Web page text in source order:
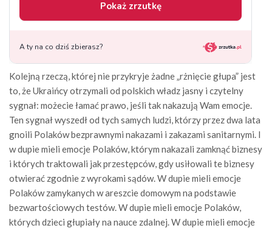
Kolejną rzeczą, której nie przykryje żadne „rżnięcie głupa” jest
to, że Ukraińcy otrzymali od polskich władz jasny i czytelny
sygnał: możecie łamać prawo, jeśli tak nakazują Wam emocje.
Ten sygnał wyszedł od tych samych ludzi, którzy przez dwa lata
gnoili Polaków bezprawnymi nakazami i zakazami sanitarnymi. I
w dupie mieli emocje Polaków, którym nakazali zamknąć biznesy
i których traktowali jak przestępców, gdy usiłowali te biznesy
otwierać zgodnie z wyrokami sądów. W dupie mieli emocje
Polaków zamykanych w areszcie domowym na podstawie
bezwartościowych testów. W dupie mieli emocje Polaków,
których dzieci głupiały na nauce zdalnej. W dupie mieli emocje